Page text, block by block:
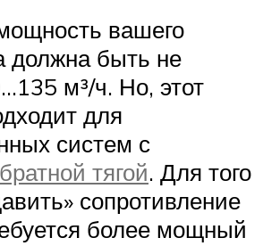
вашего
должна быть не
м³/ч. Но, этот
для
систем с
тягой. Для того
сопротивление
более мощный